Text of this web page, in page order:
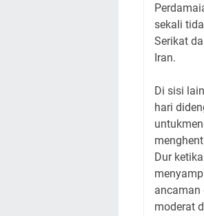
sekali
Serikat
Iran.
Di sisi
hari
Dur
ancaman
moderat